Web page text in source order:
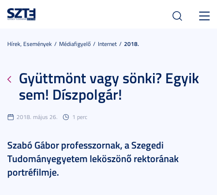
Hírek, Események Médiafigyelő Internet 2018.
Gyüttmönt vagy sönki? Egyik
sem! Díszpolgár!
2018. május 26. 1 perc
Szabó Gábor professzornak, a Szegedi
Tudományegyetem leköszönő rektorának
portréfilmje.